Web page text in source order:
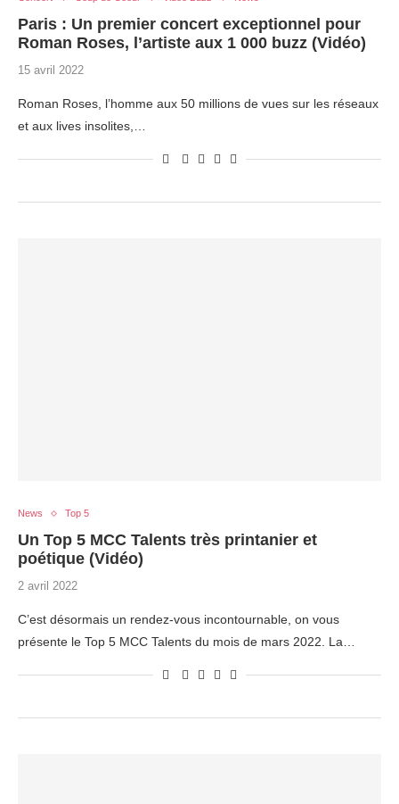
Paris : Un premier concert exceptionnel pour
Roman Roses, l’artiste aux 1 000 buzz (Vidéo)
15 avril 2022
Roman Roses, l’homme aux 50 millions de vues sur les réseaux
et aux lives insolites,…
News Top 5
Un Top 5 MCC Talents très printanier et
poétique (Vidéo)
2 avril 2022
C’est désormais un rendez-vous incontournable, on vous
présente le Top 5 MCC Talents du mois de mars 2022. La…